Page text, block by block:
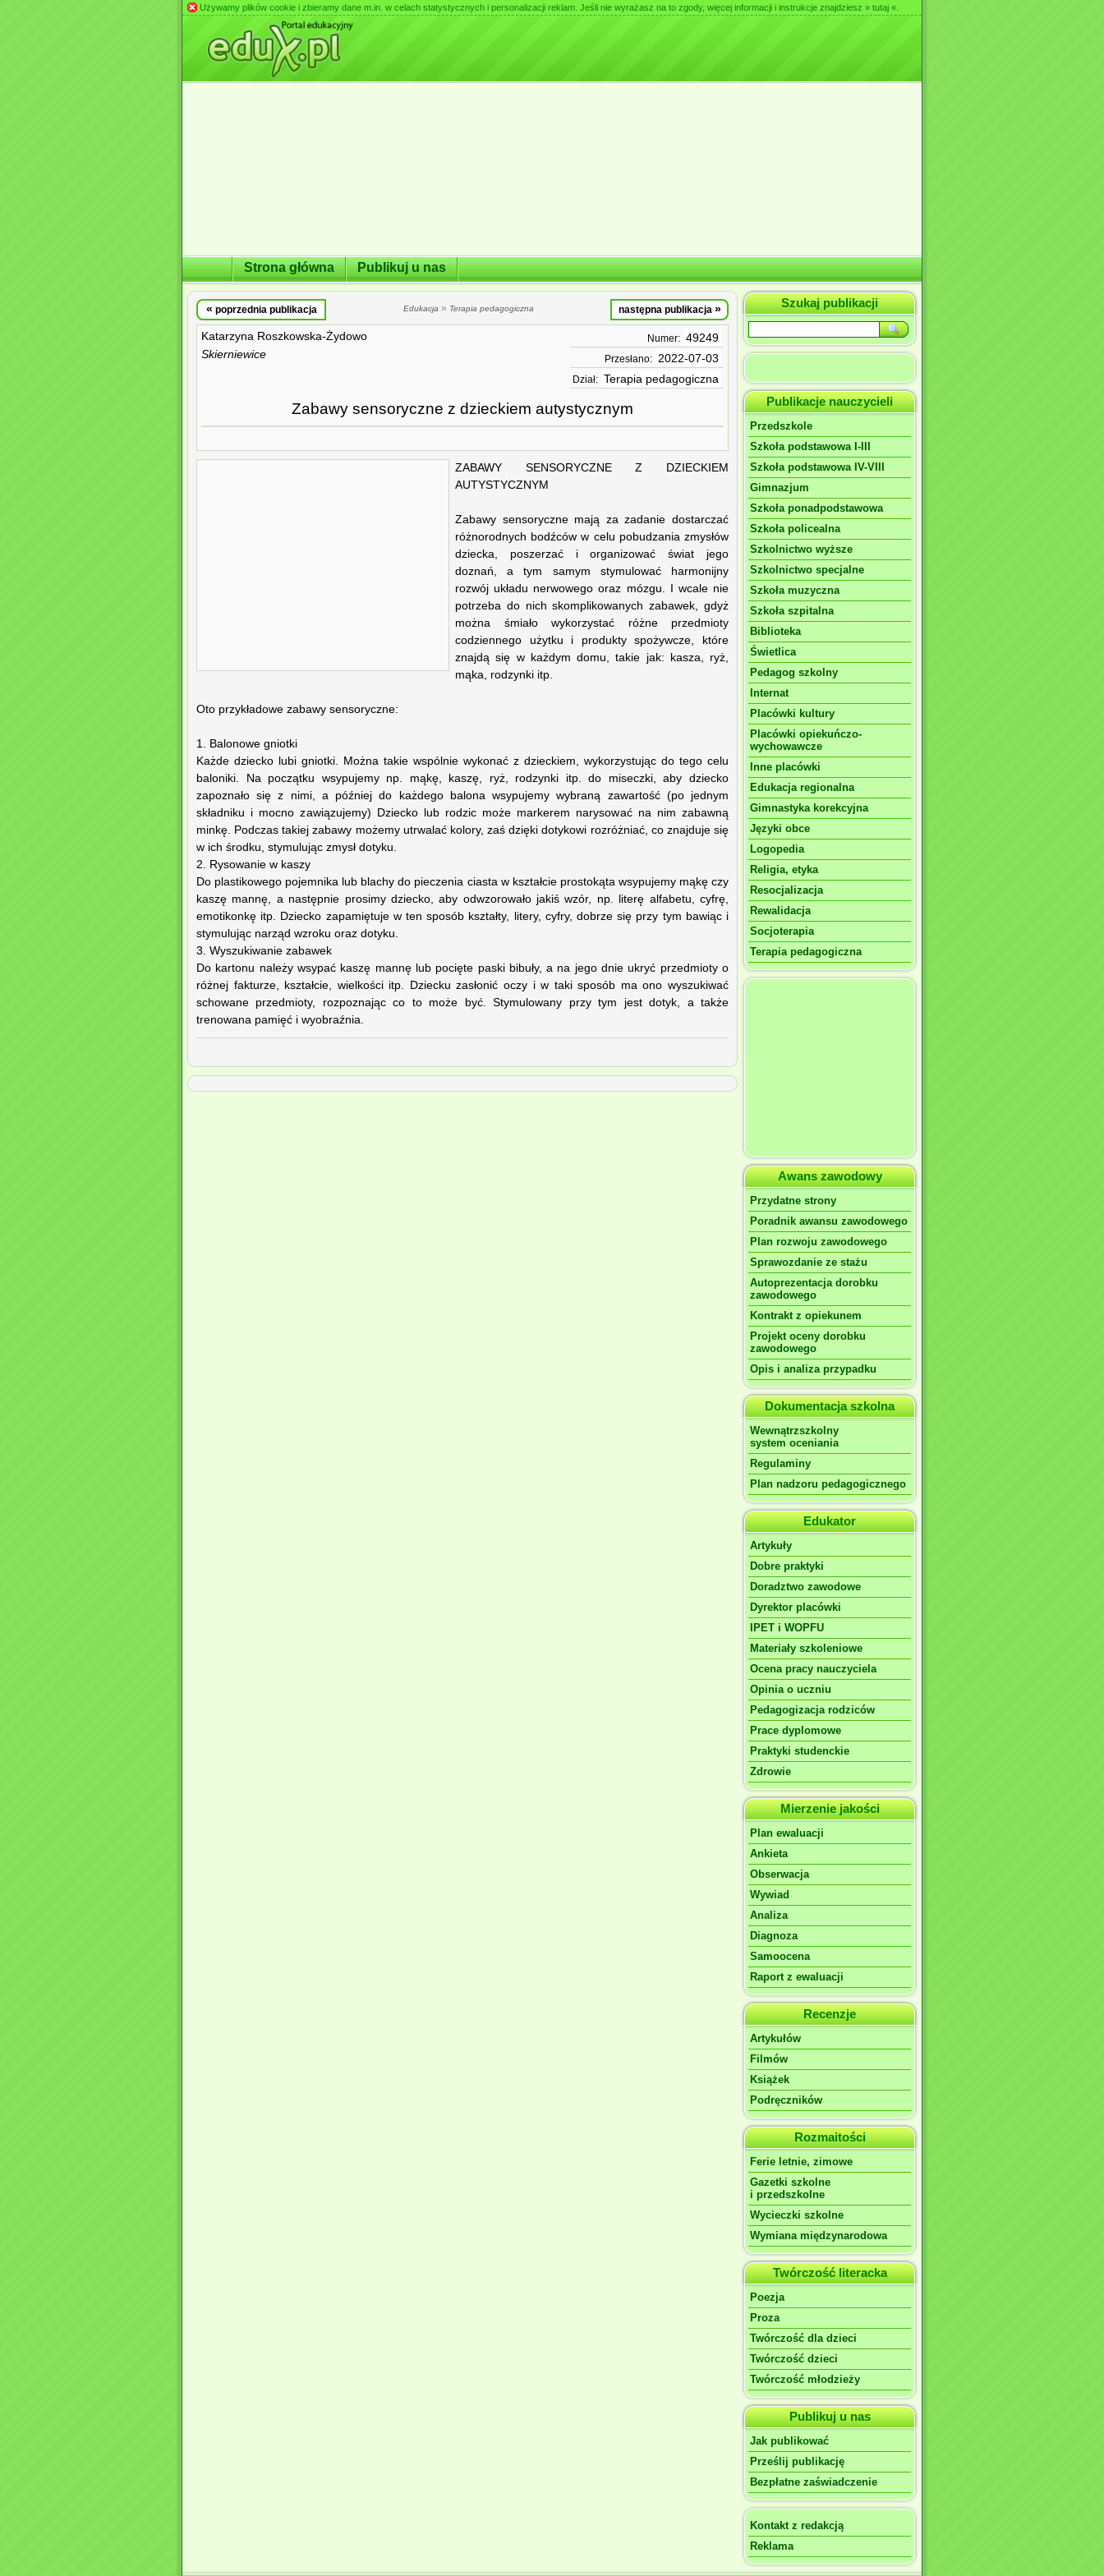
Używamy plików cookie i zbieramy dane m.in. w celach statystycznych i personalizacji reklam. Jeśli nie wyrażasz na to zgody, więcej informacji i instrukcje znajdziesz » tutaj «
Strona główna Publikuj u nas
« poprzednia publikacja Edukacja » Terapia pedagogiczna następna publikacja »
Katarzyna Roszkowska-Żydowo
Skierniewice
Numer: 49249
Przesłano: 2022-07-03
Dział: Terapia pedagogiczna
Zabawy sensoryczne z dzieckiem autystycznym
ZABAWY SENSORYCZNE Z DZIECKIEM
AUTYSTYCZNYM
Zabawy sensoryczne mają za zadanie dostarczać
różnorodnych bodźców w celu pobudzania zmysłów
dziecka, poszerzać i organizować świat jego
doznań, a tym samym stymulować harmonijny
rozwój układu nerwowego oraz mózgu. I wcale nie
potrzeba do nich skomplikowanych zabawek, gdyż
można śmiało wykorzystać różne przedmioty
codziennego użytku i produkty spożywcze, które
znajdą się w każdym domu, takie jak: kasza, ryż,
mąka, rodzynki itp.
Oto przykładowe zabawy sensoryczne:
1. Balonowe gniotki
Każde dziecko lubi gniotki. Można takie wspólnie wykonać z dzieckiem, wykorzystując do tego celu
baloniki. Na początku wsypujemy np. mąkę, kaszę, ryż, rodzynki itp. do miseczki, aby dziecko
zapoznało się z nimi, a później do każdego balona wsypujemy wybraną zawartość (po jednym
składniku i mocno zawiązujemy) Dziecko lub rodzic może markerem narysować na nim zabawną
minkę. Podczas takiej zabawy możemy utrwalać kolory, zaś dzięki dotykowi rozróżniać, co znajduje się
w ich środku, stymulując zmysł dotyku.
2. Rysowanie w kaszy
Do plastikowego pojemnika lub blachy do pieczenia ciasta w kształcie prostokąta wsypujemy mąkę czy
kaszę mannę, a następnie prosimy dziecko, aby odwzorowało jakiś wzór, np. literę alfabetu, cyfrę,
emotikonkę itp. Dziecko zapamiętuje w ten sposób kształty, litery, cyfry, dobrze się przy tym bawiąc i
stymulując narząd wzroku oraz dotyku.
3. Wyszukiwanie zabawek
Do kartonu należy wsypać kaszę mannę lub pocięte paski bibuły, a na jego dnie ukryć przedmioty o
różnej fakturze, kształcie, wielkości itp. Dziecku zasłonić oczy i w taki sposób ma ono wyszukiwać
schowane przedmioty, rozpoznając co to może być. Stymulowany przy tym jest dotyk, a także
trenowana pamięć i wyobraźnia.
Szukaj publikacji
Publikacje nauczycieli
Przedszkole
Szkoła podstawowa I-III
Szkoła podstawowa IV-VIII
Gimnazjum
Szkoła ponadpodstawowa
Szkoła policealna
Szkolnictwo wyższe
Szkolnictwo specjalne
Szkoła muzyczna
Szkoła szpitalna
Biblioteka
Świetlica
Pedagog szkolny
Internat
Placówki kultury
Placówki opiekuńczo-
wychowawcze
Inne placówki
Edukacja regionalna
Gimnastyka korekcyjna
Języki obce
Logopedia
Religia, etyka
Resocjalizacja
Rewalidacja
Socjoterapia
Terapia pedagogiczna
Awans zawodowy
Przydatne strony
Poradnik awansu zawodowego
Plan rozwoju zawodowego
Sprawozdanie ze stażu
Autoprezentacja dorobku
zawodowego
Kontrakt z opiekunem
Projekt oceny dorobku
zawodowego
Opis i analiza przypadku
Dokumentacja szkolna
Wewnątrzszkolny
system oceniania
Regulaminy
Plan nadzoru pedagogicznego
Edukator
Artykuły
Dobre praktyki
Doradztwo zawodowe
Dyrektor placówki
IPET i WOPFU
Materiały szkoleniowe
Ocena pracy nauczyciela
Opinia o uczniu
Pedagogizacja rodziców
Prace dyplomowe
Praktyki studenckie
Zdrowie
Mierzenie jakości
Plan ewaluacji
Ankieta
Obserwacja
Wywiad
Analiza
Diagnoza
Samoocena
Raport z ewaluacji
Recenzje
Artykułów
Filmów
Książek
Podręczników
Rozmaitości
Ferie letnie, zimowe
Gazetki szkolne
i przedszkolne
Wycieczki szkolne
Wymiana międzynarodowa
Twórczość literacka
Poezja
Proza
Twórczość dla dzieci
Twórczość dzieci
Twórczość młodzieży
Publikuj u nas
Jak publikować
Prześlij publikację
Bezpłatne zaświadczenie
Kontakt z redakcją
Reklama